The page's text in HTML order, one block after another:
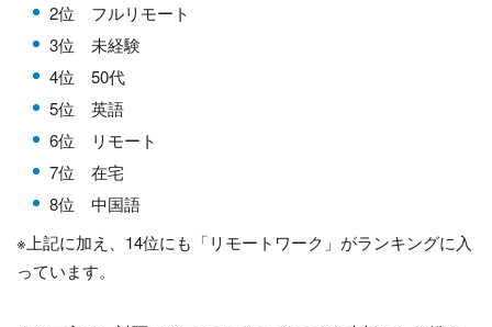
2位 フルリモート
3位 未経験
4位 50代
5位 英語
6位 リモート
7位 在宅
8位 中国語
※上記に加え、 14位にも「リモートワーク」がランキングに入
っています。